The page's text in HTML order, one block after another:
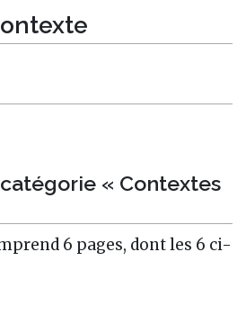
« Contextes
6 pages, dont les 6 ci-